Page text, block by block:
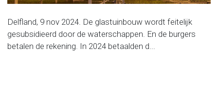
Delfland, 9 nov 2024. De glastuinbouw wordt feitelijk
gesubsidieerd door de waterschappen. En de burgers
betalen de rekening. In 2024 betaalden d...